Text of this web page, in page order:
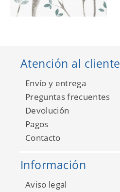
Basic III 681943
Atención al cliente
Envío y entrega
Preguntas frecuentes
Devolución
Pagos
Contacto
Información
Aviso legal